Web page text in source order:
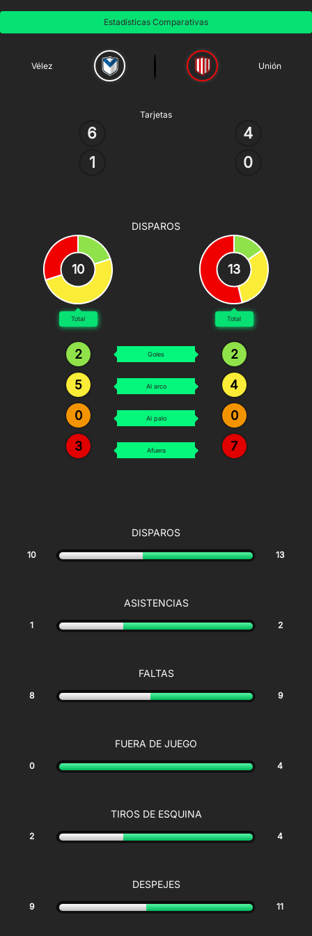
Estadísticas Comparativas
Vélez Unión
Tarjetas
6
1
4
0
DISPAROS
10
Total
2
5
0
3
13
Total
2
4
0
7
Goles
Al arco
Al palo
Afuera
DISPAROS
10 13
ASISTENCIAS
1 2
FALTAS
8 9
FUERA DE JUEGO
0 4
TIROS DE ESQUINA
2 4
DESPEJES
9 11